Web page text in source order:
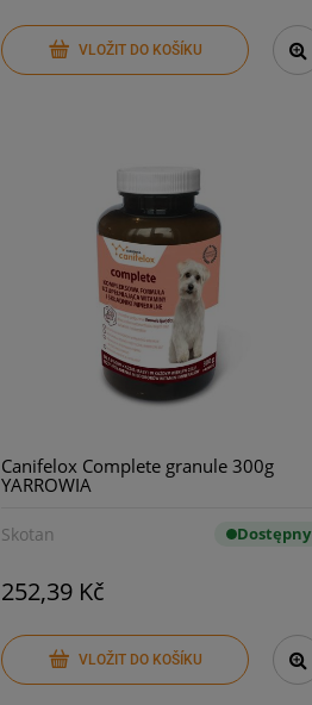
VLOŽIT DO KOŠÍKU
Canifelox Complete granule 300g
YARROWIA
Skotan Dostępny
252,39 Kč
VLOŽIT DO KOŠÍKU